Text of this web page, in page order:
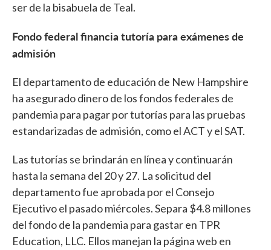
ser de la bisabuela de Teal.
Fondo federal financia tutoría para exámenes de
admisión
El departamento de educación de New Hampshire
ha asegurado dinero de los fondos federales de
pandemia para pagar por tutorías para las pruebas
estandarizadas de admisión, como el ACT y el SAT.
Las tutorías se brindarán en línea y continuarán
hasta la semana del 20 y 27. La solicitud del
departamento fue aprobada por el Consejo
Ejecutivo el pasado miércoles. Separa $4.8 millones
del fondo de la pandemia para gastar en TPR
Education, LLC. Ellos manejan la página web en